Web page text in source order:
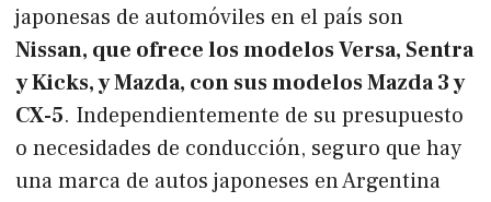
japonesas de automóviles en el país son
Nissan, que ofrece los modelos Versa, Sentra
y Kicks, y Mazda, con sus modelos Mazda 3 y
CX-5. Independientemente de su presupuesto
o necesidades de conducción, seguro que hay
una marca de autos japoneses en Argentina